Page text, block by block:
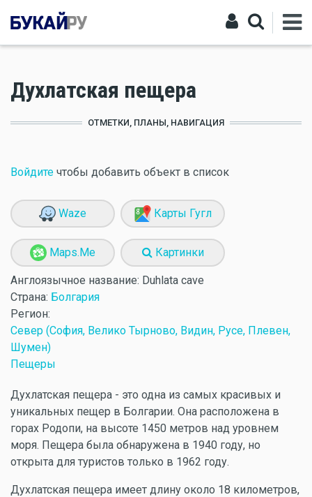
Духлатская пещера
ОТМЕТКИ, ПЛАНЫ, НАВИГАЦИЯ
Войдите чтобы добавить объект в список
Waze Карты Гугл
Maps.Me Картинки
Англоязычное название: Duhlata cave
Страна: Болгария
Регион:
Север (София, Велико Тырново, Видин, Русе, Плевен,
Шумен)
Пещеры
Духлатская пещера - это одна из самых красивых и
уникальных пещер в Болгарии. Она расположена в
горах Родопи, на высоте 1450 метров над уровнем
моря. Пещера была обнаружена в 1940 году, но
открыта для туристов только в 1962 году.
Духлатская пещера имеет длину около 18 километров,